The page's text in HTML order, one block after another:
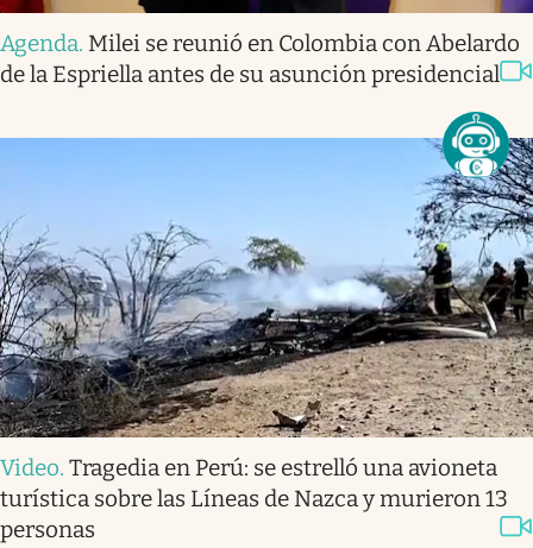
Agenda. Milei se reunió en Colombia con Abelardo
de la Espriella antes de su asunción presidencial
Video. Tragedia en Perú: se estrelló una avioneta
turística sobre las Líneas de Nazca y murieron 13
personas